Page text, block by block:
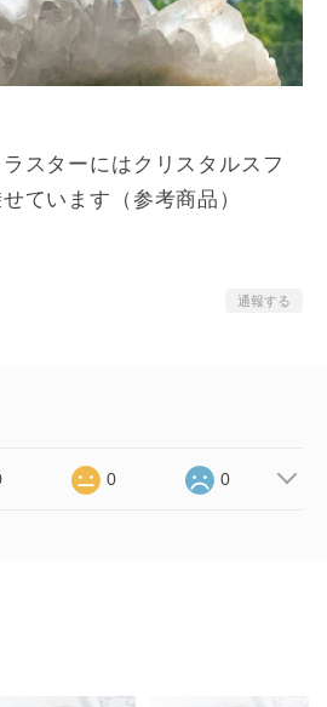
スターにはクリスタルスフ
ています（参考商品）
通報する
0 0